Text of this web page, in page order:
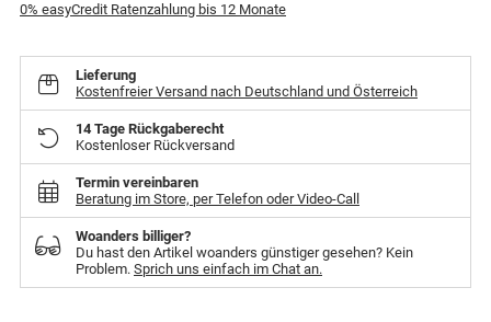
0% easyCredit Ratenzahlung bis 12 Monate
Lieferung
Kostenfreier Versand nach Deutschland und Österreich
14 Tage Rückgaberecht
Kostenloser Rückversand
Termin vereinbaren
Beratung im Store, per Telefon oder Video-Call
Woanders billiger?
Du hast den Artikel woanders günstiger gesehen? Kein
Problem. Sprich uns einfach im Chat an.